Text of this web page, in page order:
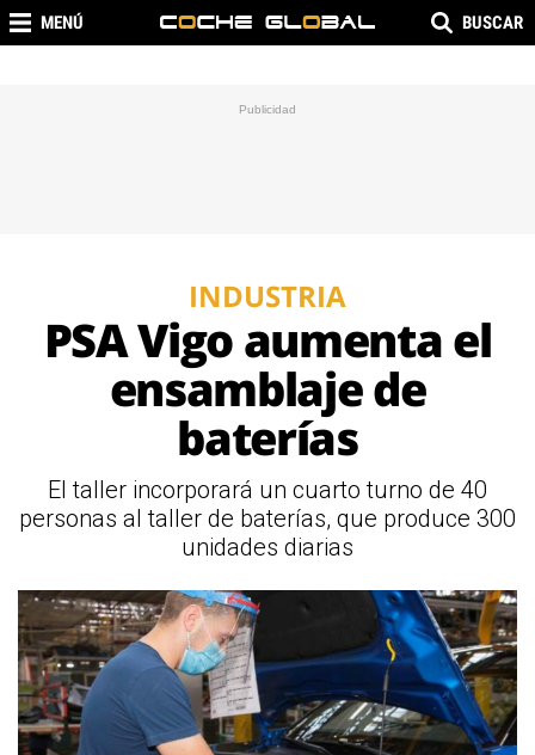
MENÚ BUSCAR
INDUSTRIA
PSA Vigo aumenta el
ensamblaje de
baterías
El taller incorporará un cuarto turno de 40
personas al taller de baterías, que produce 300
unidades diarias